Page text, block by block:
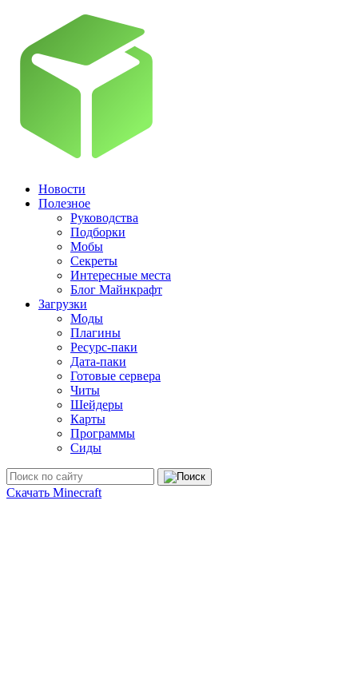
Новости
Полезное
Руководства
Подборки
Мобы
Секреты
Интересные места
Блог Майнкрафт
Загрузки
Моды
Плагины
Ресурс-паки
Дата-паки
Готовые сервера
Читы
Шейдеры
Карты
Программы
Сиды
Скачать Minecraft